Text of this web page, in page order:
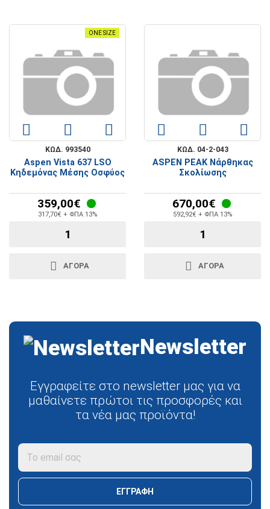
ONE SIZE
ΚΩΔ. 993540
Aspen Vista 637 LSO
Κηδεμόνας Μέσης Οσφύος
359,00€
317,70€ + ΦΠΑ 13%
ΑΓΟΡΑ
ΚΩΔ. 04-2-043
ASPEN PEAK Νάρθηκας
Σκολίωσης
670,00€
592,92€ + ΦΠΑ 13%
ΑΓΟΡΑ
Newsletter
Εγγραφείτε στο newsletter μας για να
μαθαίνετε πρώτοι τις προσφορές και
τα νέα μας προϊόντα!
ΕΓΓΡΑΦΗ